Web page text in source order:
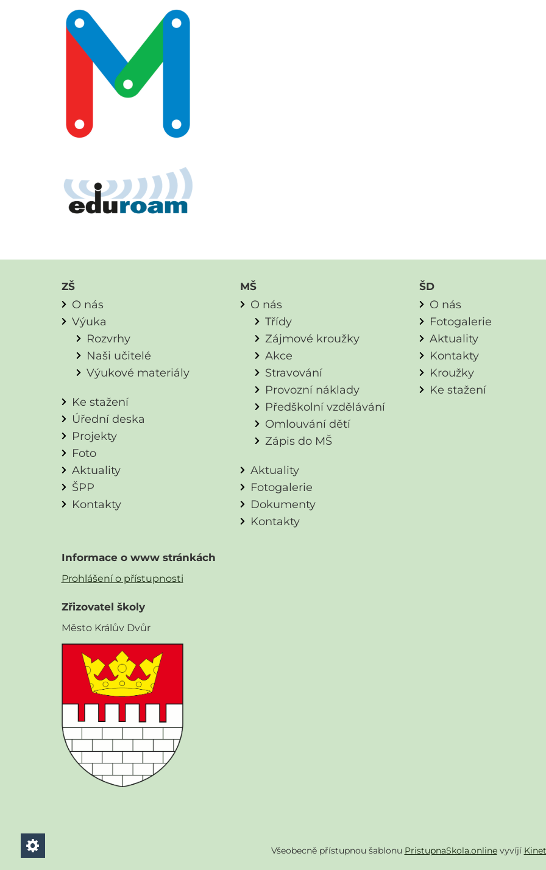
ZŠ
O nás
Výuka
Rozvrhy
Naši učitelé
Výukové materiály
Ke stažení
Úřední deska
Projekty
Foto
Aktuality
ŠPP
Kontakty
MŠ
O nás
Třídy
Zájmové kroužky
Akce
Stravování
Provozní náklady
Předškolní vzdělávání
Omlouvání dětí
Zápis do MŠ
Aktuality
Fotogalerie
Dokumenty
Kontakty
ŠD
O nás
Fotogalerie
Aktuality
Kontakty
Kroužky
Ke stažení
Informace o www stránkách
Prohlášení o přístupnosti
Zřizovatel školy
Město Králův Dvůr
Všeobecně přístupnou šablonu PristupnaSkola.onlinevyvíjí Kinet